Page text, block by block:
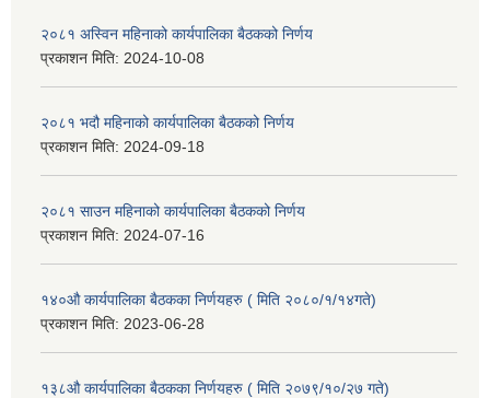
२०८१ अस्विन महिनाको कार्यपालिका बैठकको निर्णय
प्रकाशन मिति: 2024-10-08
२०८१ भदौ महिनाको कार्यपालिका बैठकको निर्णय
प्रकाशन मिति: 2024-09-18
२०८१ साउन महिनाको कार्यपालिका बैठकको निर्णय
प्रकाशन मिति: 2024-07-16
१४०औ कार्यपालिका बैठकका निर्णयहरु ( मिति २०८०/१/१४गते)
प्रकाशन मिति: 2023-06-28
१३८औ कार्यपालिका बैठकका निर्णयहरु ( मिति २०७९/१०/२७ गते)